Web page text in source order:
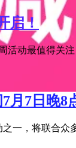
启！
动最值得关
月7日晚8
一，将联合